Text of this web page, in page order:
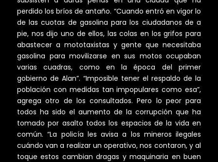
perdido los bríos de antaño. “Cuando entró en vigor lo
de las cuotas de gasolina para los ciudadanos de a
pie, nos dijo uno de ellos, las colas en los grifos para
abastecer a mototaxistas y gente que necesitaba
gasolina para movilizarse en sus motos ocupaban
varias cuadras, como en la época del primer
gobierno de Alan”. “Imposible tener el respaldo de la
población con medidas tan impopulares como esa”,
agrega otro de los consultados. Pero lo peor para
todos ha sido el aumento de la corrupción que ha
tomado por asalto todos los espacios de la vida en
común. “La policía les avisa a los mineros ilegales
cuándo van a realizar un operativo, nos contaron, y al
toque estos cambian dragas y maquinaria en buen